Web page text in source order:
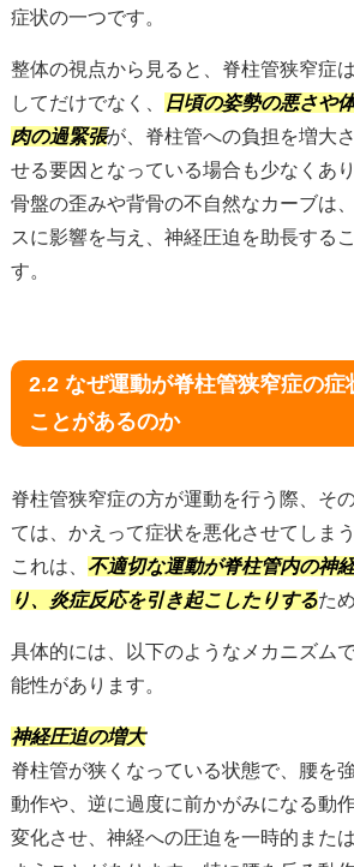
症状の一つです。
整体の視点から見ると、脊柱管狭窄症
してだけでなく、
日頃の姿勢の悪さや
肉の過緊張が、脊柱管への負担を増大
せる要因となっている場合も少なくあ
骨盤の歪みや背骨の不自然なカーブは
スに影響を与え、神経圧迫を助長する
す。
2.2 なぜ運動が脊柱管狭窄症の症
ことがあるのか
脊柱管狭窄症の方が運動を行う際、そ
ては、かえって症状を悪化させてしま
これは、 不適切な運動が脊柱管内の神
り、炎症反応を引き起こしたりするた
具体的には、以下のようなメカニズム
能性があります。
神経圧迫の増大
脊柱管が狭くなっている状態で、腰を
動作や、逆に過度に前かがみになる動
変化させ、神経への圧迫を一時的また